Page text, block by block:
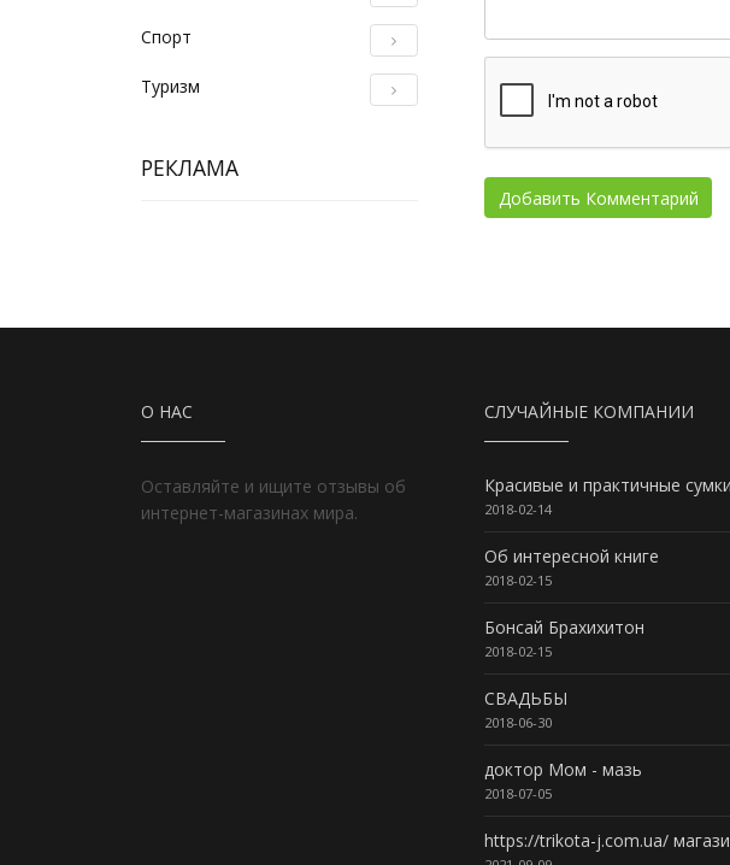
Спорт
Туризм
РЕКЛАМА
О НАС
Оставляйте и ищите отзывы об
интернет-магазинах мира.
СЛУЧАЙНЫЕ КОМПАНИИ
Красивые и практичные сумки
2018-02-14
Об интересной книге
2018-02-15
Бонсай Брахихитон
2018-02-15
СВАДЬБЫ
2018-06-30
доктор Мом - мазь
2018-07-05
https://trikota-j.com.ua/